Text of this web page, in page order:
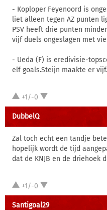
- Koploper Feyenoord is
liet alleen tegen AZ punten
PSV heeft drie punten
vijf duels ongeslagen met
- Ueda (F) is eredivisie-
elf goals.Steijn maakte er vijf.
+1/-0
DubbelQ
Zal toch echt een tandje
hopelijk wordt de tijd
dat de KNJB en de driehoek
+1/-0
Santigoal29